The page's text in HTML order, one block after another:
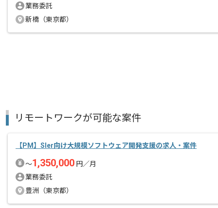
業務委託
新橋（東京都）
リモートワークが可能な案件
【PM】Sler向け大規模ソフトウェア開発支援の求人・案件
〜1,350,000 円／月
業務委託
豊洲（東京都）